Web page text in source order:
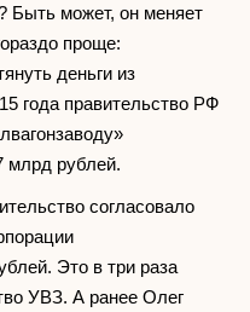
Быть может, он меняет
проще:
деньги из
года правительство РФ
млрд рублей.
согласовало
Это в три раза
УВЗ. А ранее Олег